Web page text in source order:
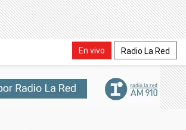
En vivo Radio La Red